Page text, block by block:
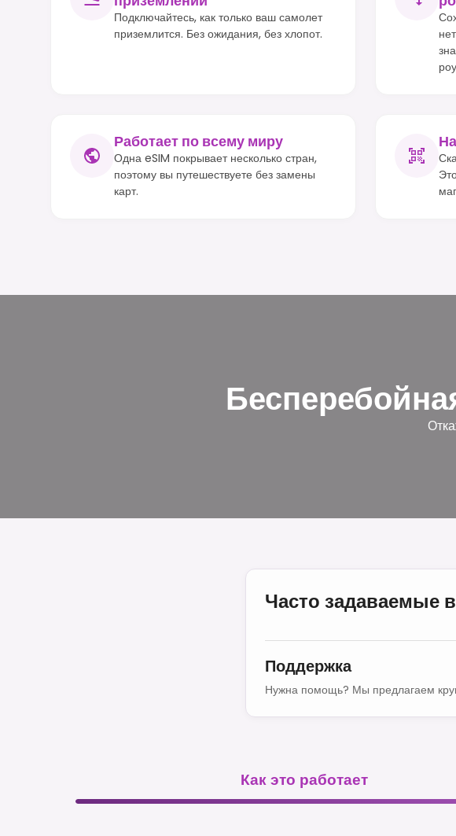
Подключайтесь, как только ваш самолет
приземлится. Без ожидания, без хлопот.
Работает по всему миру
Одна eSIM покрывает несколько стран,
поэтому вы путешествуете без замены
карт.
Часто задаваемые
Поддержка
Нужна помощь? Мы предлагаем
Как это работает